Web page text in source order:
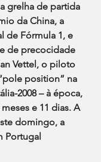
grelha de partida
da China, a
de Fórmula 1, e
de precocidade
Vettel, o piloto
position” na
2008 – à época,
e 11 dias. A
domingo, a
Portugal